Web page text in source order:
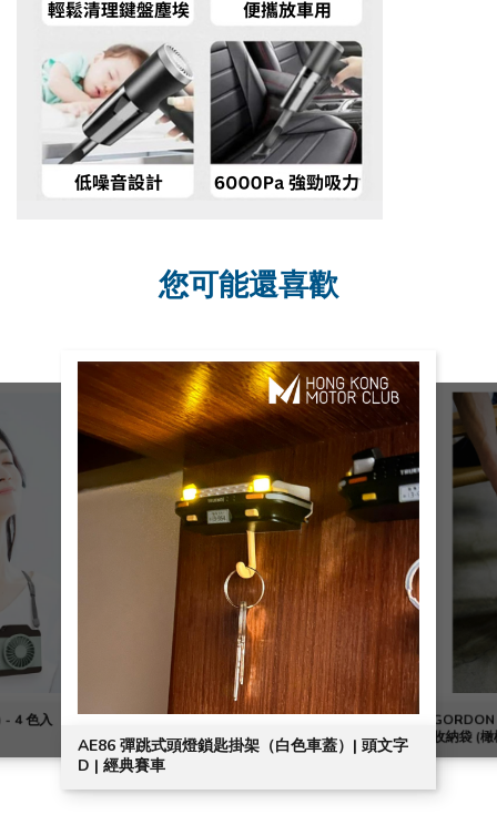
您可能還喜歡
- 4 色入
AE86 彈跳式頭燈鎖匙掛架（白色車蓋）| 頭文字
D | 經典賽車
收納袋 (